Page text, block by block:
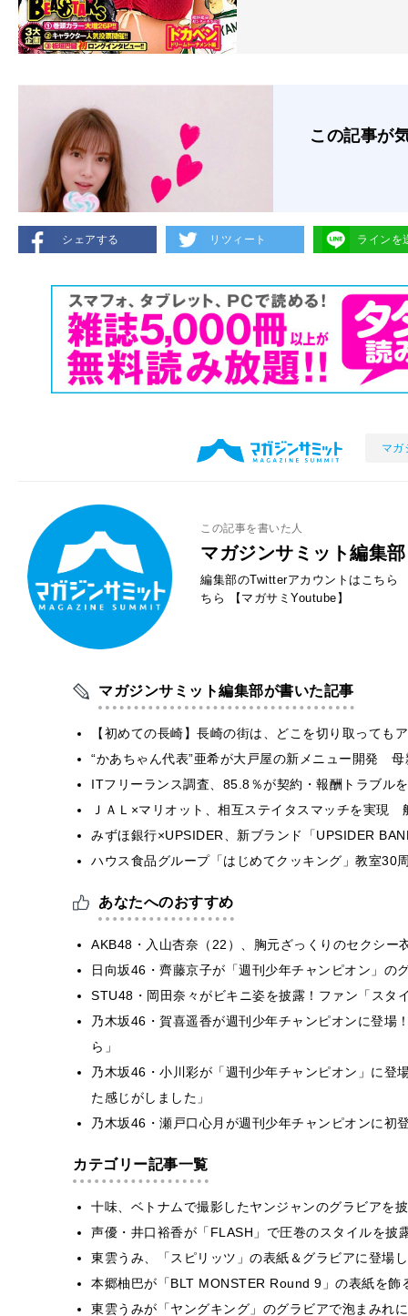
この記事が
シェアする リツィート ラインを
マガ
この記事を書いた人
マガジンサミット編集部
編集部のTwitterアカウントはこちら
ちら
【マガサミYoutube】
マガジンサミット編集部が書いた記事
【初めての長崎】長崎の街は、どこを切り取って
“かあちゃん代表”亜希が大戸屋の新メニュー開発
ITフリーランス調査、85.8％が契約・報酬トラブ
ＪＡＬ×マリオット、相互ステイタスマッチを実
みずほ銀行×UPSIDER、新ブランド「UPSIDER
ハウス食品グループ「はじめてクッキング」教室
あなたへのおすすめ
AKB48・入山杏奈（22）、胸元ざっくりのセクシー
日向坂46・齊藤京子が「週刊少年チャンピオン」の
STU48・岡田奈々がビキニ姿を披露！ファン「スタ
乃木坂46・賀喜遥香が週刊少年チャンピオンに登場
ら」
乃木坂46・小川彩が「週刊少年チャンピオン」に登
た感じがしました」
乃木坂46・瀬戸口心月が週刊少年チャンピオンに初
カテゴリー記事一覧
十味、ベトナムで撮影したヤンジャンのグラビアを
声優・井口裕香が「FLASH」で圧巻のスタイルを
東雲うみ、「スピリッツ」の表紙＆グラビアに登場
本郷柚巴が「BLT MONSTER Round 9」の表紙を
東雲うみが「ヤングキング」のグラビアで泡まみれ